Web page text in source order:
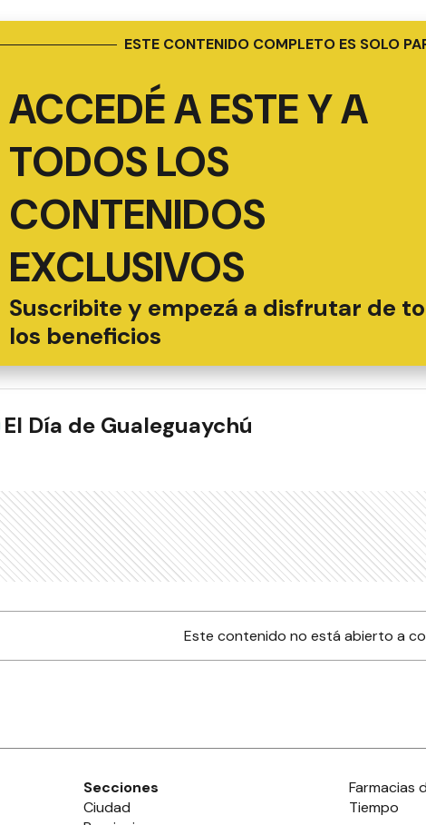
ESTE CONTENIDO COMPLETO ES SOLO
ACCEDÉ A ESTE Y A
TODOS LOS
CONTENIDOS
EXCLUSIVOS
Suscribite y empezá a disfrutar de
los beneficios
El Día de Gualeguaychú
Este contenido no está abierto a
Secciones
Ciudad
Farmacias
Tiempo